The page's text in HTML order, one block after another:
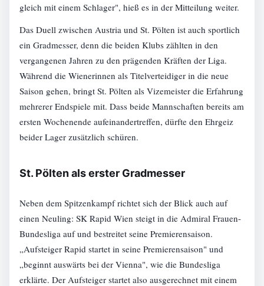
gleich mit einem Schlager", hieß es in der Mitteilung weiter.
Das Duell zwischen Austria und St. Pölten ist auch sportlich
ein Gradmesser, denn die beiden Klubs zählten in den
vergangenen Jahren zu den prägenden Kräften der Liga.
Während die Wienerinnen als Titelverteidiger in die neue
Saison gehen, bringt St. Pölten als Vizemeister die Erfahrung
mehrerer Endspiele mit. Dass beide Mannschaften bereits am
ersten Wochenende aufeinandertreffen, dürfte den Ehrgeiz
beider Lager zusätzlich schüren.
St. Pölten als erster Gradmesser
Neben dem Spitzenkampf richtet sich der Blick auch auf
einen Neuling: SK Rapid Wien steigt in die Admiral Frauen-
Bundesliga auf und bestreitet seine Premierensaison.
„Aufsteiger Rapid startet in seine Premierensaison" und
„beginnt auswärts bei der Vienna", wie die Bundesliga
erklärte. Der Aufsteiger startet also ausgerechnet mit einem